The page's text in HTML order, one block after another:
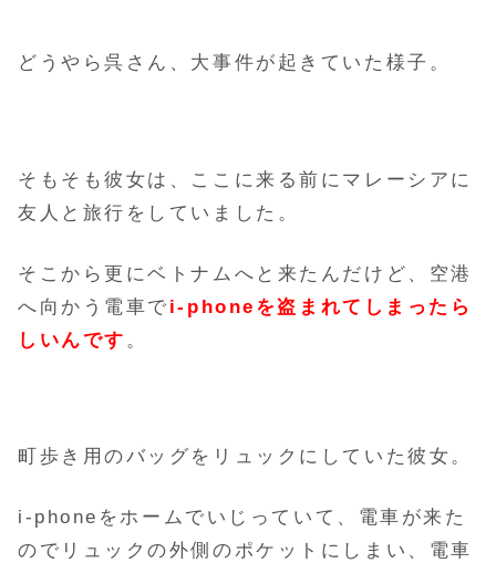
どうやら呉さん、大事件が起きていた様子。
そもそも彼女は、ここに来る前にマレーシアに
友人と旅行をしていました。
そこから更にベトナムへと来たんだけど、空港
へ向かう電車で i-phoneを盗まれてしまったら
しいんです 。
町歩き用のバッグをリュックにしていた彼女。
i-phoneをホームでいじっていて、電車が来た
のでリュックの外側のポケットにしまい、電車